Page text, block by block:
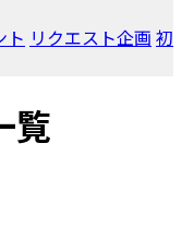
ト リクエスト企画 初
覧